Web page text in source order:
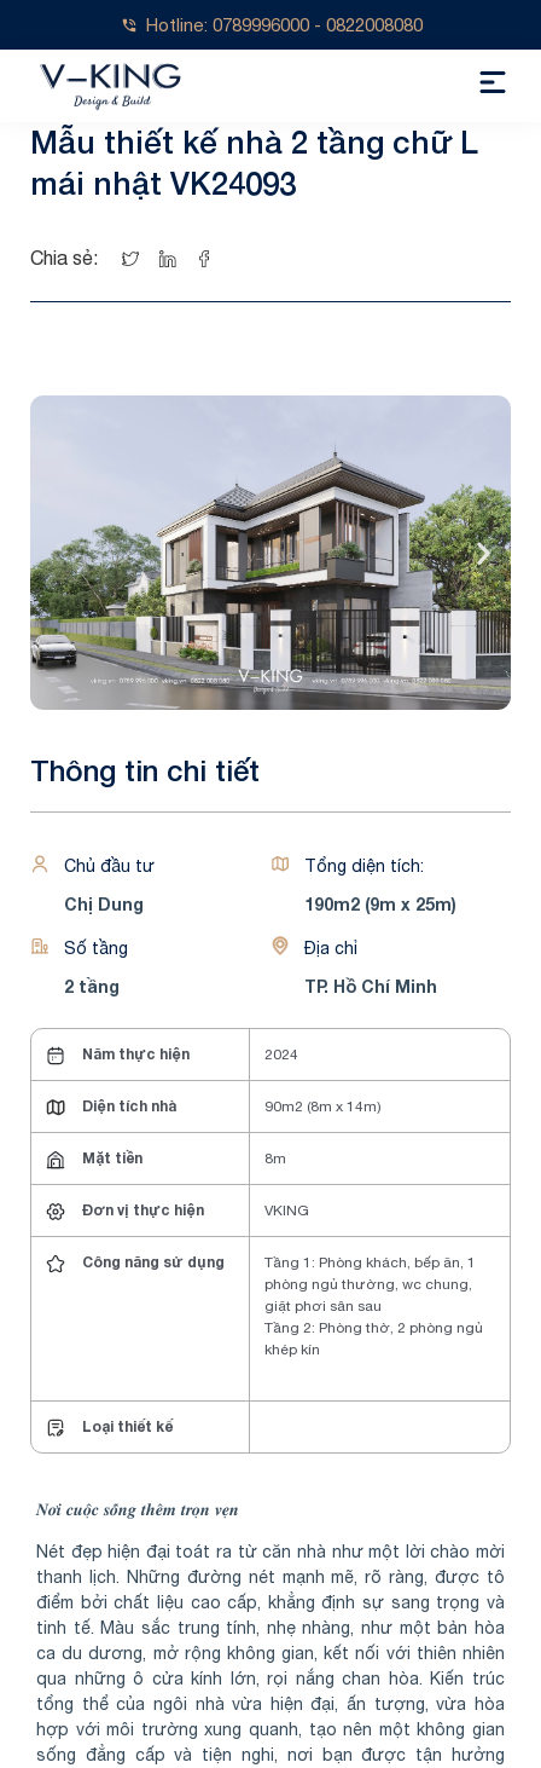
Hotline: 0789996000 - 0822008080
Mẫu thiết kế nhà 2 tầng chữ L
mái nhật VK24093
Chia sẻ:
Thông tin chi tiết
Chủ đầu tư
Chị Dung
Tổng diện tích:
190m2 (9m x 25m)
Số tầng
2 tầng
Địa chỉ
TP. Hồ Chí Minh
Năm thực hiện 2024
Diện tích nhà 90m2 (8m x 14m)
Mặt tiền 8m
Đơn vị thực hiện VKING
Công năng sử dụng
Tầng 1: Phòng khách, bếp ăn, 1
phòng ngủ thường, wc chung,
giặt phơi sân sau
Tầng 2: Phòng thờ, 2 phòng ngủ
khép kín
Loại thiết kế
𝑵𝒐̛𝒊 𝒄𝒖𝒐̣̂𝒄 𝒔𝒐̂́𝒏𝒈 𝒕𝒉𝒆̂𝒎 𝒕𝒓𝒐̣𝒏 𝒗𝒆̣𝒏
Nét đẹp hiện đại toát ra từ căn nhà như một lời chào mời
thanh lịch. Những đường nét mạnh mẽ, rõ ràng, được tô
điểm bởi chất liệu cao cấp, khẳng định sự sang trọng và
tinh tế. Màu sắc trung tính, nhẹ nhàng, như một bản hòa
ca du dương, mở rộng không gian, kết nối với thiên nhiên
qua những ô cửa kính lớn, rọi nắng chan hòa. Kiến trúc
tổng thể của ngôi nhà vừa hiện đại, ấn tượng, vừa hòa
hợp với môi trường xung quanh, tạo nên một không gian
sống đẳng cấp và tiện nghi, nơi bạn được tận hưởng